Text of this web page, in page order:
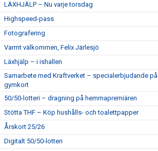
LÄXHJÄLP – Nu varje torsdag
Highspeed-pass
Fotografering
Varmt välkommen, Felix Järlesjö
Läxhjälp – i ishallen
Samarbete med Kraftverket – specialerbjudande på
gymkort
50/50-lotteri – dragning på hemmapremiären
Stötta THF – Köp hushålls- och toalettpapper
Årskort 25/26
Digitalt 50/50-lotteri